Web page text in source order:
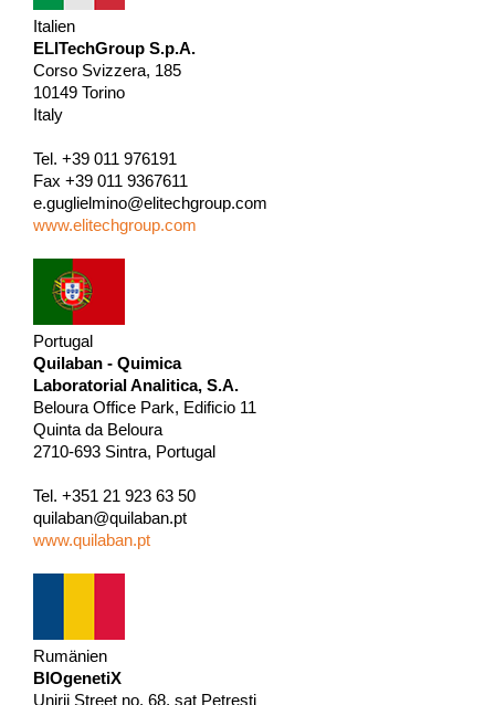
Italien
ELITechGroup S.p.A.
Corso Svizzera, 185
10149 Torino
Italy
Tel. +39 011 976191
Fax +39 011 9367611
e.guglielmino@elitechgroup.com
www.elitechgroup.com
Portugal
Quilaban - Quimica
Laboratorial Analitica, S.A.
Beloura Office Park, Edificio 11
Quinta da Beloura
2710-693 Sintra, Portugal
Tel. +351 21 923 63 50
quilaban@quilaban.pt
www.quilaban.pt
Rumänien
BIOgenetiX
Unirii Street no. 68, sat Petresti